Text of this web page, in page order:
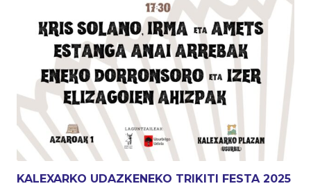
KALEXARKO UDAZKENEKO TRIKITI FESTA 2025